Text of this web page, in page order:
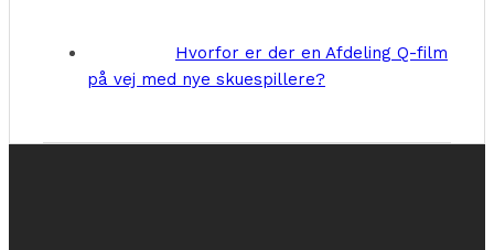
Hvorfor er der en Afdeling Q-film
på vej med nye skuespillere?